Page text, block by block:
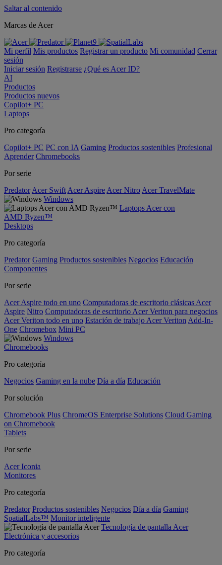
Saltar al contenido
Marcas de Acer
Mi perfil Mis productos Registrar un producto Mi comunidad Cerrar
sesión
Iniciar sesión Registrarse ¿Qué es Acer ID?
AI
Productos
Productos nuevos
Copilot+ PC
Laptops
Pro categoría
Copilot+ PC PC con IA Gaming Productos sostenibles Profesional
Aprender Chromebooks
Por serie
Predator Acer Swift Acer Aspire Acer Nitro Acer TravelMate
Windows
Laptops Acer con
AMD Ryzen™
Desktops
Pro categoría
Predator Gaming Productos sostenibles Negocios Educación
Componentes
Por serie
Acer Aspire todo en uno Computadoras de escritorio clásicas Acer
Aspire Nitro Computadoras de escritorio Acer Veriton para negocios
Acer Veriton todo en uno Estación de trabajo Acer Veriton Add-In-
One Chromebox Mini PC
Windows
Chromebooks
Pro categoría
Negocios Gaming en la nube Día a día Educación
Por solución
Chromebook Plus ChromeOS Enterprise Solutions Cloud Gaming
on Chromebook
Tablets
Por serie
Acer Iconia
Monitores
Pro categoría
Predator Productos sostenibles Negocios Día a día Gaming
SpatialLabs™ Monitor inteligente
Tecnología de pantalla Acer
Electrónica y accesorios
Pro categoría